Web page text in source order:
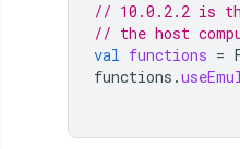
// 10.0.2.2 is
// the host
val functions =
functions .